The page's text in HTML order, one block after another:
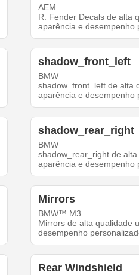
AEM
R. Fender Decals de alta
aparência e desempenho
shadow_front_left
BMW
shadow_front_left de alta
aparência e desempenho
shadow_rear_right
BMW
shadow_rear_right de
aparência e desempenho
Mirrors
BMW™ M3
Mirrors de alta qualidade
desempenho
Rear Windshield